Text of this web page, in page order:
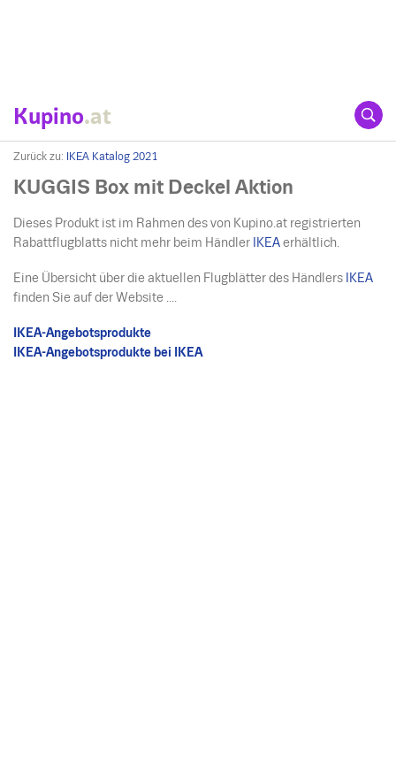
Kupino.at
Zurück zu: IKEA Katalog 2021
KUGGIS Box mit Deckel Aktion
Dieses Produkt ist im Rahmen des von Kupino.at registrierten
Rabattflugblatts nicht mehr beim Händler IKEAerhältlich.
Eine Übersicht über die aktuellen Flugblätter des Händlers IKEA
finden Sie auf der Website ....
IKEA-Angebotsprodukte
IKEA-Angebotsprodukte bei IKEA